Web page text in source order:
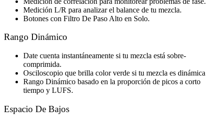
Medición L/R para analizar el balance de tu mezcla.
Botones con Filtro De Paso Alto en Solo.
Rango Dinámico
Date cuenta instantáneamente si tu mezcla está sobre-
comprimida.
Osciloscopio que brilla color verde si tu mezcla es dinámica
Rango Dinámico basado en la proporción de picos a corto
tiempo y LUFS.
Espacio De Bajos